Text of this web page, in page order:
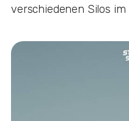
verschiedenen Silos